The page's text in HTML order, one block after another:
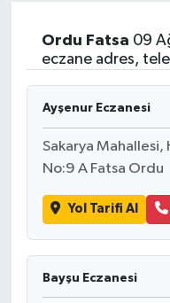
Ordu Fatsa 09
eczane adres,
Ayşenur Eczanesi
Sakarya Mahallesi,
No:9 A Fatsa Ordu
Yol Tarifi Al
Bayşu Eczanesi